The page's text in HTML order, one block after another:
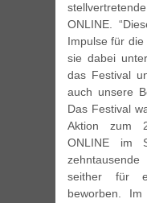
ONLINE.
Impulse für
sie dabei
das Festival
auch unsere
Das Festival
Aktion zum
ONLINE im
seither für
beworben.